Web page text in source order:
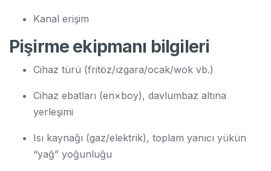
Kanal erişim
Pişirme ekipmanı bilgileri
Cihaz türü (fritöz/ızgara/ocak/wok vb.)
Cihaz ebatları (en×boy), davlumbaz altına
yerleşimi
Isı kaynağı (gaz/elektrik), toplam yanıcı yükün
“yağ” yoğunluğu